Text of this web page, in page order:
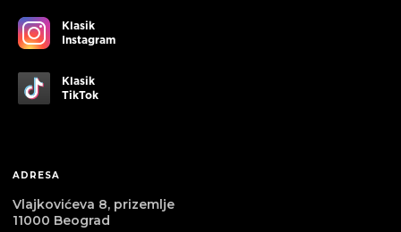
Klasik
Instagram
Klasik
TikTok
ADRESA
Vlajkovićeva 8, prizemlje
11000 Beograd